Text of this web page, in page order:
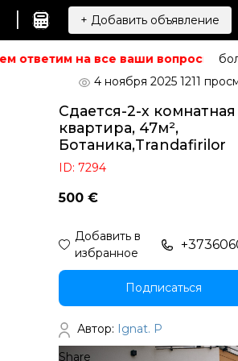
| + Добавить объявление
ответим на все ваши вопросы. Не
4 ноября 2025 1211
Сдается-2-х комнатная
квартира, 47м²,
Ботаника,Trandafirilor
ID: 7294
500 €
Добавить в
избранное
Подписаться
Автор: Ignat. P
Share